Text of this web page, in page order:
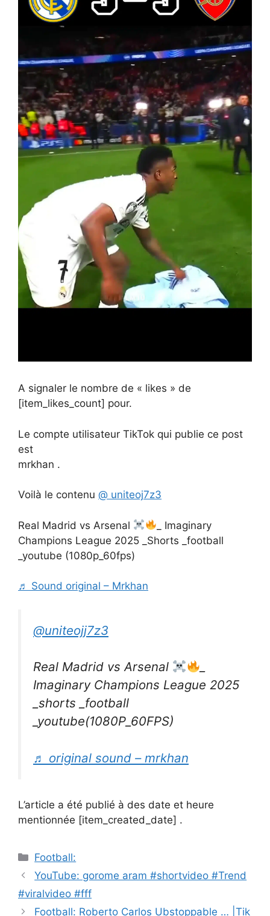
A signaler le nombre de « likes » de
[item_likes_count] pour.
Le compte utilisateur TikTok qui publie ce post
est
mrkhan .
Voilà le contenu @ uniteoj7z3
Real Madrid vs Arsenal
_ Imaginary
Champions League 2025 _Shorts _football
_youtube (1080p_60fps)
♬ Sound original – Mrkhan
@uniteojj7z3
Real Madrid vs Arsenal
Imaginary Champions League 2025
_shorts _football
_youtube(1080P_60FPS)
♬ original sound – mrkhan
L’article a été publié à des date et heure
mentionnée [item_created_date] .
Catégories
Football:
Navigation
des
YouTube: gorome aram #shortvideo #Trend
#viralvideo #fff
Football: Roberto Carlos Ubstoppable … |Tik